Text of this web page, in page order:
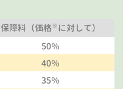
保障料（価格※に対して）
50％
40％
35％